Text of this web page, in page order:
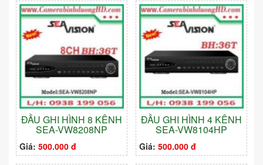
ĐẦU GHI HÌNH 8 KÊNH
SEA-VW8208NP
Giá: 500.000 đ
ĐẦU GHI HÌNH 4 KÊNH
SEA-VW8104HP
Giá: 500.000 đ